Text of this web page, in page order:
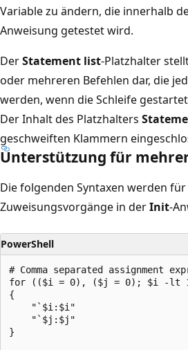
Variable zu ändern, die innerhalb
Anweisung getestet wird.
DerStatement list-Platzhalter
oder mehreren Befehlen dar, die
werden, wenn die Schleife
Der Inhalt des Platzhalters
geschweiften Klammern
Unterstützung für
Die folgenden Syntaxen werden
Zuweisungsvorgänge in derInit-
PowerShell
# Comma separated assignment
for (($i = 0), ($j = 0); $i -lt
{
    "`$i:$i"
    "`$j:$j"
}